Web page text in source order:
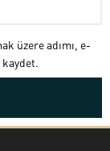
üzere adımı, e-
kaydet.